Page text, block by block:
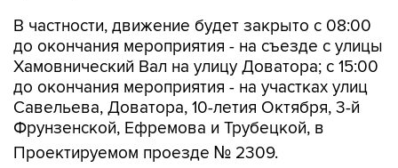
В частности, движение будет закрыто с 08:00
до окончания мероприятия - на съезде с улицы
Хамовнический Вал на улицу Доватора; с 15:00
до окончания мероприятия - на участках улиц
Савельева, Доватора, 10-летия Октября, 3-й
Фрунзенской, Ефремова и Трубецкой, в
Проектируемом проезде № 2309.